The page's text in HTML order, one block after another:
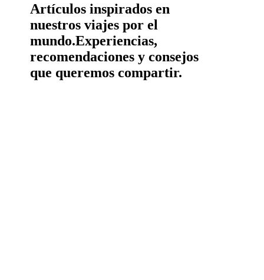
Artículos inspirados en
nuestros viajes por el
mundo.Experiencias,
recomendaciones y consejos
que queremos compartir.